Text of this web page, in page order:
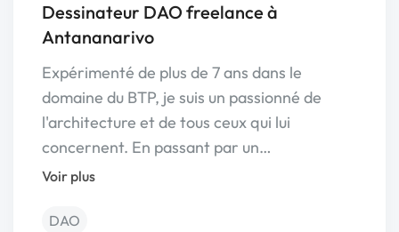
Dessinateur DAO freelance à
Antananarivo
Expérimenté de plus de 7 ans dans le
domaine du BTP, je suis un passionné de
l'architecture et de tous ceux qui lui
concernent. En passant par un…
Voir plus
DAO